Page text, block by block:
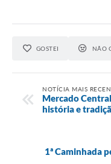
GOSTEI NÃO
NOTÍCIA MAIS
Mercado
história e
1ª Caminhada